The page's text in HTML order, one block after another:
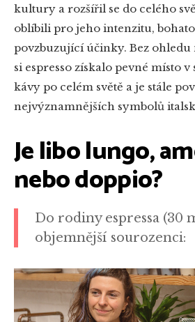
kultury a rozšířil se do celého
oblíbili pro jeho intenzitu,
povzbuzující účinky. Bez
si espresso získalo pevné místo
kávy po celém světě a je stále
nejvýznamnějších symbolů
Je libo lungo,
nebo doppio?
Do rodiny espressa (30
objemnější sourozenci: